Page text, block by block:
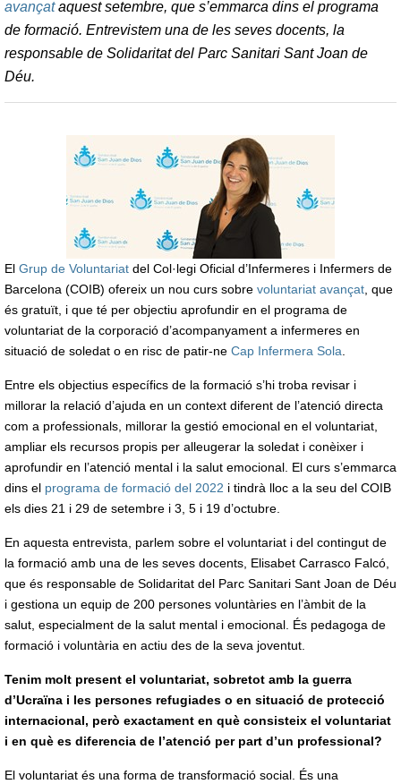
avançataquest setembre, que s’emmarca dins el programa
de formació. Entrevistem una de les seves docents, la
responsable de Solidaritat del Parc Sanitari Sant Joan de
Déu.
El Grup de Voluntariat del Col·legi Oficial d’Infermeres i Infermers de
Barcelona (COIB) ofereix un nou curs sobre voluntariat avançat, que
és gratuït, i que té per objectiu aprofundir en el programa de
voluntariat de la corporació d’acompanyament a infermeres en
situació de soledat o en risc de patir-ne Cap Infermera Sola.
Entre els objectius específics de la formació s’hi troba revisar i
millorar la relació d’ajuda en un context diferent de l’atenció directa
com a professionals, millorar la gestió emocional en el voluntariat,
ampliar els recursos propis per alleugerar la soledat i conèixer i
aprofundir en l’atenció mental i la salut emocional. El curs s’emmarca
dins el programa de formació del 2022 i tindrà lloc a la seu del COIB
els dies 21 i 29 de setembre i 3, 5 i 19 d’octubre.
En aquesta entrevista, parlem sobre el voluntariat i del contingut de
la formació amb una de les seves docents, Elisabet Carrasco Falcó,
que és responsable de Solidaritat del Parc Sanitari Sant Joan de Déu
i gestiona un equip de 200 persones voluntàries en l’àmbit de la
salut, especialment de la salut mental i emocional. És pedagoga de
formació i voluntària en actiu des de la seva joventut.
Tenim molt present el voluntariat, sobretot amb la guerra
d’Ucraïna i les persones refugiades o en situació de protecció
internacional, però exactament en què consisteix el voluntariat
i en què es diferencia de l’atenció per part d’un professional?
El voluntariat és una forma de transformació social. És una